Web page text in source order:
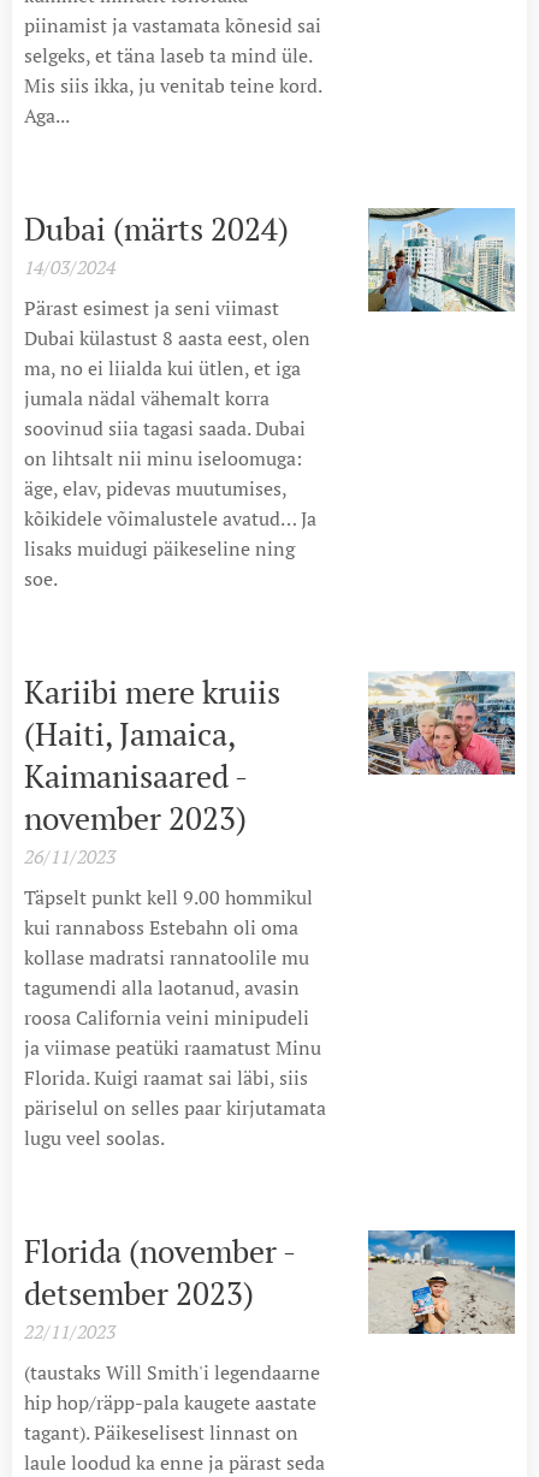
piinamist ja vastamata kõnesid sai
selgeks, et täna laseb ta mind üle.
Mis siis ikka, ju venitab teine kord.
Aga...
Dubai (märts 2024)
14/03/2024
Pärast esimest ja seni viimast
Dubai külastust 8 aasta eest, olen
ma, no ei liialda kui ütlen, et iga
jumala nädal vähemalt korra
soovinud siia tagasi saada. Dubai
on lihtsalt nii minu iseloomuga:
äge, elav, pidevas muutumises,
kõikidele võimalustele avatud… Ja
lisaks muidugi päikeseline ning
soe.
Kariibi mere kruiis
(Haiti, Jamaica,
Kaimanisaared -
november 2023)
26/11/2023
Täpselt punkt kell 9.00 hommikul
kui rannaboss Estebahn oli oma
kollase madratsi rannatoolile mu
tagumendi alla laotanud, avasin
roosa California veini minipudeli
ja viimase peatüki raamatust Minu
Florida. Kuigi raamat sai läbi, siis
päriselul on selles paar kirjutamata
lugu veel soolas.
Florida (november -
detsember 2023)
22/11/2023
(taustaks Will Smith'i legendaarne
hip hop/räpp-pala kaugete aastate
tagant). Päikeselisest linnast on
laule loodud ka enne ja pärast seda